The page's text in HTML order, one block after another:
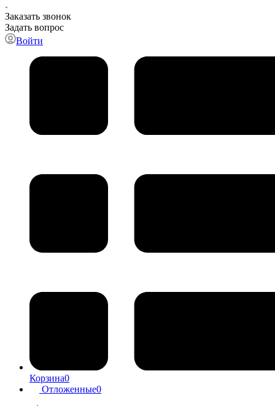
Заказать звонок
Задать вопрос
Войти
Корзина0
Отложенные0